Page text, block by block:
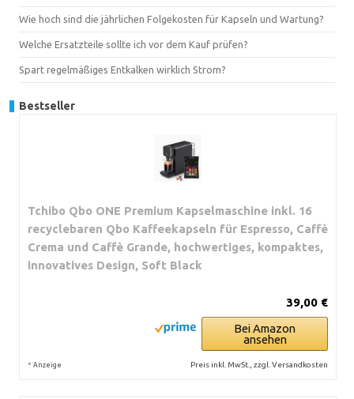
Wie hoch sind die jährlichen Folgekosten für Kapseln und Wartung?
Welche Ersatzteile sollte ich vor dem Kauf prüfen?
Spart regelmäßiges Entkalken wirklich Strom?
Bestseller
Tchibo Qbo ONE Premium Kapselmaschine inkl. 16
recyclebaren Qbo Kaffeekapseln für Espresso, Caffè
Crema und Caffè Grande, hochwertiges, kompaktes,
innovatives Design, Soft Black
39,00 €
Bei Amazon
ansehen
* Anzeige Preis inkl. MwSt., zzgl. Versandkosten